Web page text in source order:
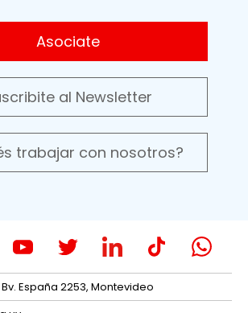
Asociate
al Newsletter
trabajar con nosotros?
España 2253, Montevideo